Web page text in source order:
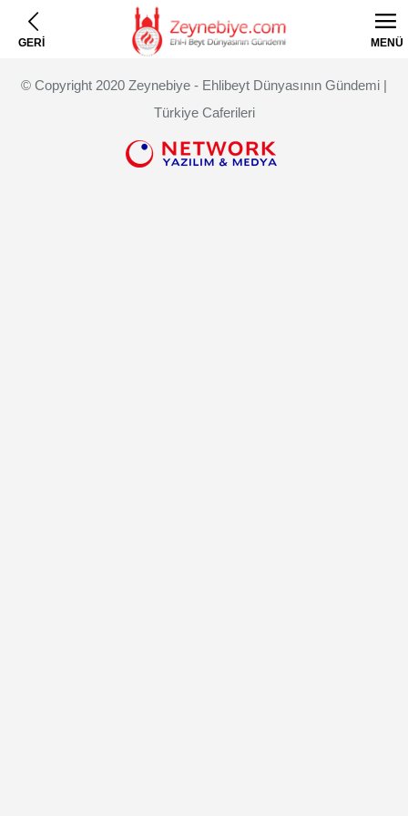
GERİ MENÜ
© Copyright 2020 Zeynebiye - Ehlibeyt Dünyasının Gündemi |
Türkiye Caferileri